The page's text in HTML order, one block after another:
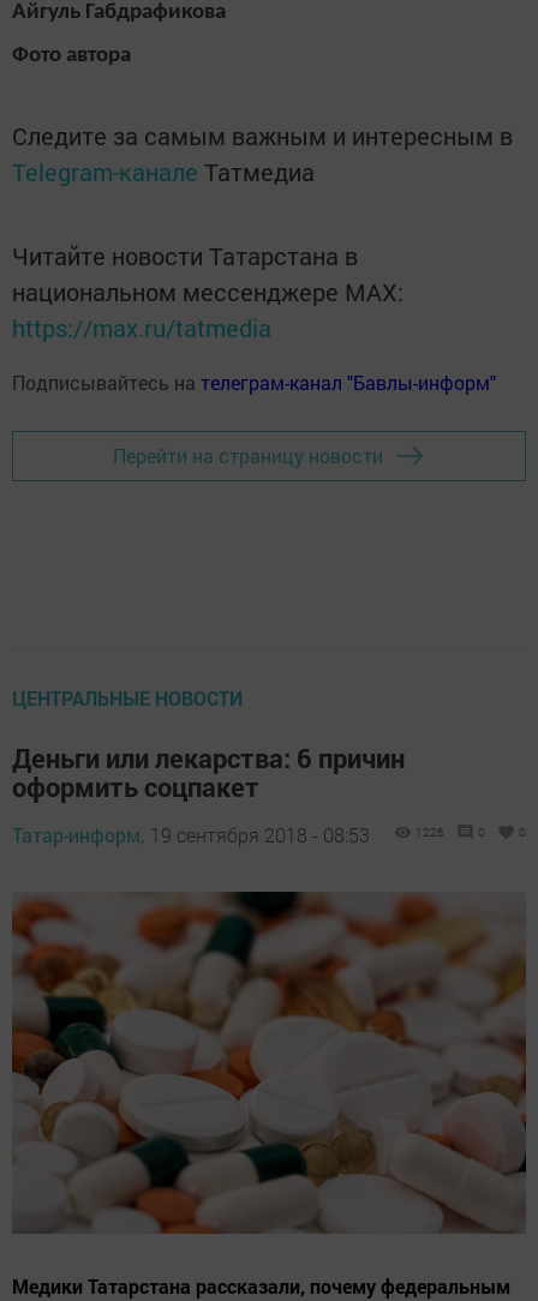
Айгуль Габдрафикова
Фото автора
Следите за самым важным и интересным в
Telegram-канале Татмедиа
Читайте новости Татарстана в
национальном мессенджере MАХ:
https://max.ru/tatmedia
Подписывайтесь на телеграм-канал "Бавлы-информ"
Перейти на страницу новости
ЦЕНТРАЛЬНЫЕ НОВОСТИ
Деньги или лекарства: 6 причин
оформить соцпакет
Татар-информ, 19 сентября 2018 - 08:53 1226 0 0
Медики Татарстана рассказали, почему федеральным